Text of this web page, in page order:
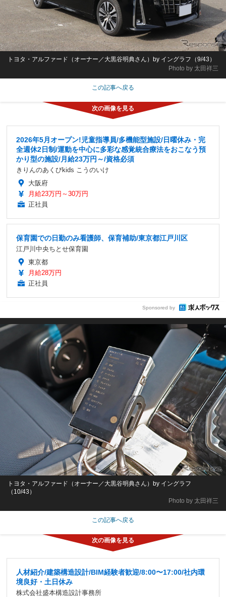
Photo by 太田祥三
トヨタ・アルファード（オーナー／大黒谷明典さん）by イングラフ（9/43）
この記事へ戻る
2026年5月オープン!児童指導員/多機能型施設/日曜休み・完
全週休2日制/運動を中心に多彩な感覚統合療法をおこなう預
かり型の施設/月給23万円～/資格必須
きりんのあくびkids こうのいけ
大阪府
月給23万円～30万円
正社員
保育園での日勤のみ看護師、保育補助/東京都江戸川区
江戸川中央ちとせ保育園
東京都
月給28万円
正社員
Sponsored by
Photo by 太田祥三
トヨタ・アルファード（オーナー／大黒谷明典さん）by イングラフ
（10/43）
この記事へ戻る
人材紹介/建築構造設計/BIM経験者歓迎/8:00〜17:00/社内環
境良好・土日休み
株式会社盛本構造設計事務所